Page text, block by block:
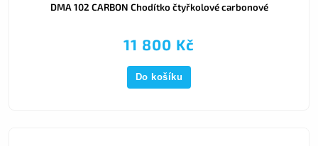
DMA 102 CARBON Chodítko čtyřkolové carbonové
11 800 Kč
Do košíku